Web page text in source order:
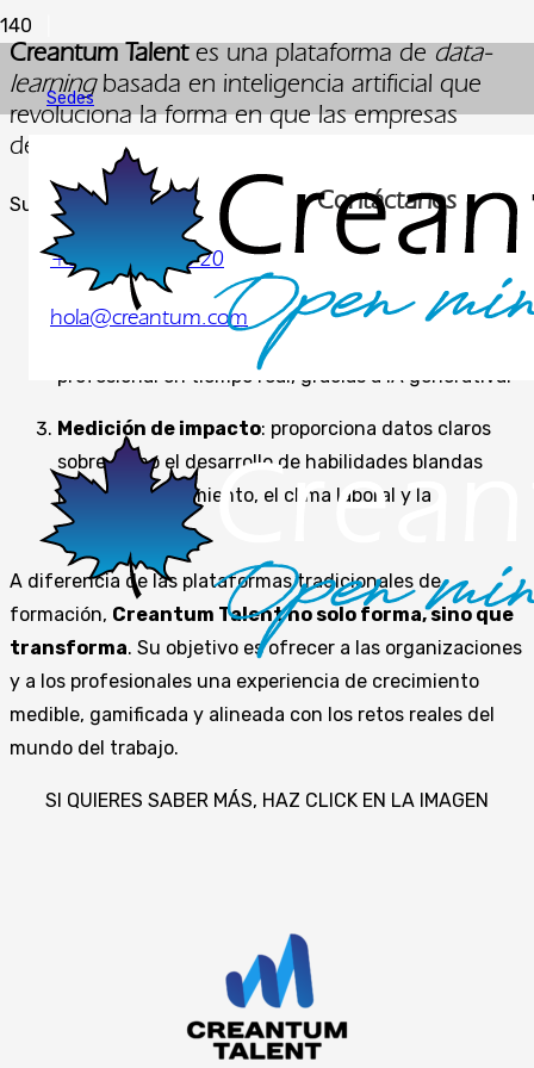
Sedes
Contáctanos
+34 679 89 46 20
hola@creantum.com
Creantum Talentes una plataforma dedata-
learningbasada en inteligencia artificial que
revoluciona la forma en que las empresas
desarrollan el talento de sus equipos.
Su propuesta se centra en tres pilares clave:
Evaluación de competencias transversales
mediante herramientas digitales inteligentes.
Aprendizaje personalizado
profesional en tiempo real, gracias a IA generativa.
Medición de impacto: proporciona datos claros
sobre cómo el desarrollo de habilidades blandas
mejora el rendimiento, el clima laboral y la
productividad.
A diferencia de las plataformas tradicionales de
formación, Creantum Talent no solo forma, sino que
transforma. Su objetivo es ofrecer a las organizaciones
y a los profesionales una experiencia de crecimiento
medible, gamificada y alineada con los retos reales del
mundo del trabajo.
SI QUIERES SABER MÁS, HAZ CLICK EN LA IMAGEN